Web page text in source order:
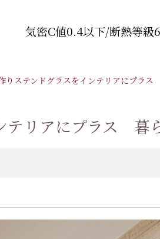
気密C値0.4以下/断熱等級
りステンドグラスをインテリアにプラ
テリアにプラス 暮